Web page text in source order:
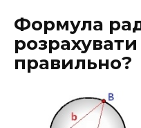
Формула
правильно?